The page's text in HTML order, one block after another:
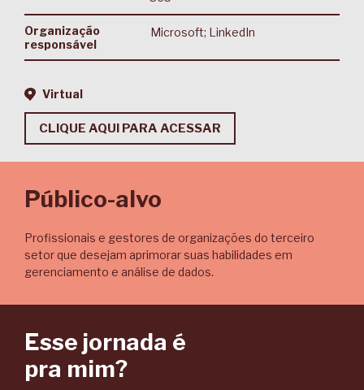
Organização
responsável
Microsoft; LinkedIn
Virtual
CLIQUE AQUI PARA ACESSAR
Público-alvo
Profissionais e gestores de organizações do terceiro
setor que desejam aprimorar suas habilidades em
gerenciamento e análise de dados.
Esse jornada é
pra mim?